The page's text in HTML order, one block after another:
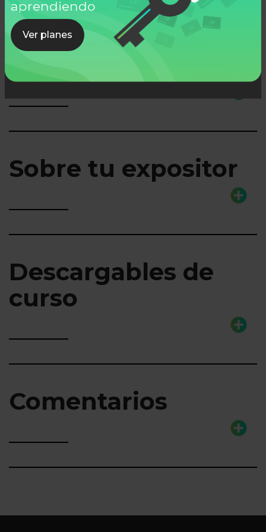
aprendiendo
Ver planes
Lo que aprenderás
Sobre tu expositor
Descargables de
curso
Comentarios